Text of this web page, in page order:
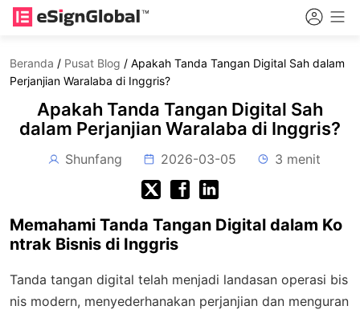
Beranda / Pusat Blog / Apakah Tanda Tangan Digital Sah dalam
Perjanjian Waralaba di Inggris?
Apakah Tanda Tangan Digital Sah
dalam Perjanjian Waralaba di Inggris?
Shunfang 2026-03-05 3 menit
Memahami Tanda Tangan Digital dalam Ko
ntrak Bisnis di Inggris
Tanda tangan digital telah menjadi landasan operasi bis
nis modern, menyederhanakan perjanjian dan menguran